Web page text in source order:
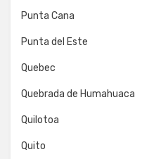
Punta Cana
Punta del Este
Quebec
Quebrada de Humahuaca
Quilotoa
Quito